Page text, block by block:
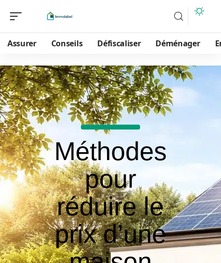
Assurer Conseils Défiscaliser Déménager
Méthodes
pour
réduire le
prix d’une